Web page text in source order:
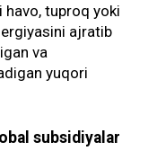
havo, tuproq yoki
ajratib
va
yuqori
subsidiyalar